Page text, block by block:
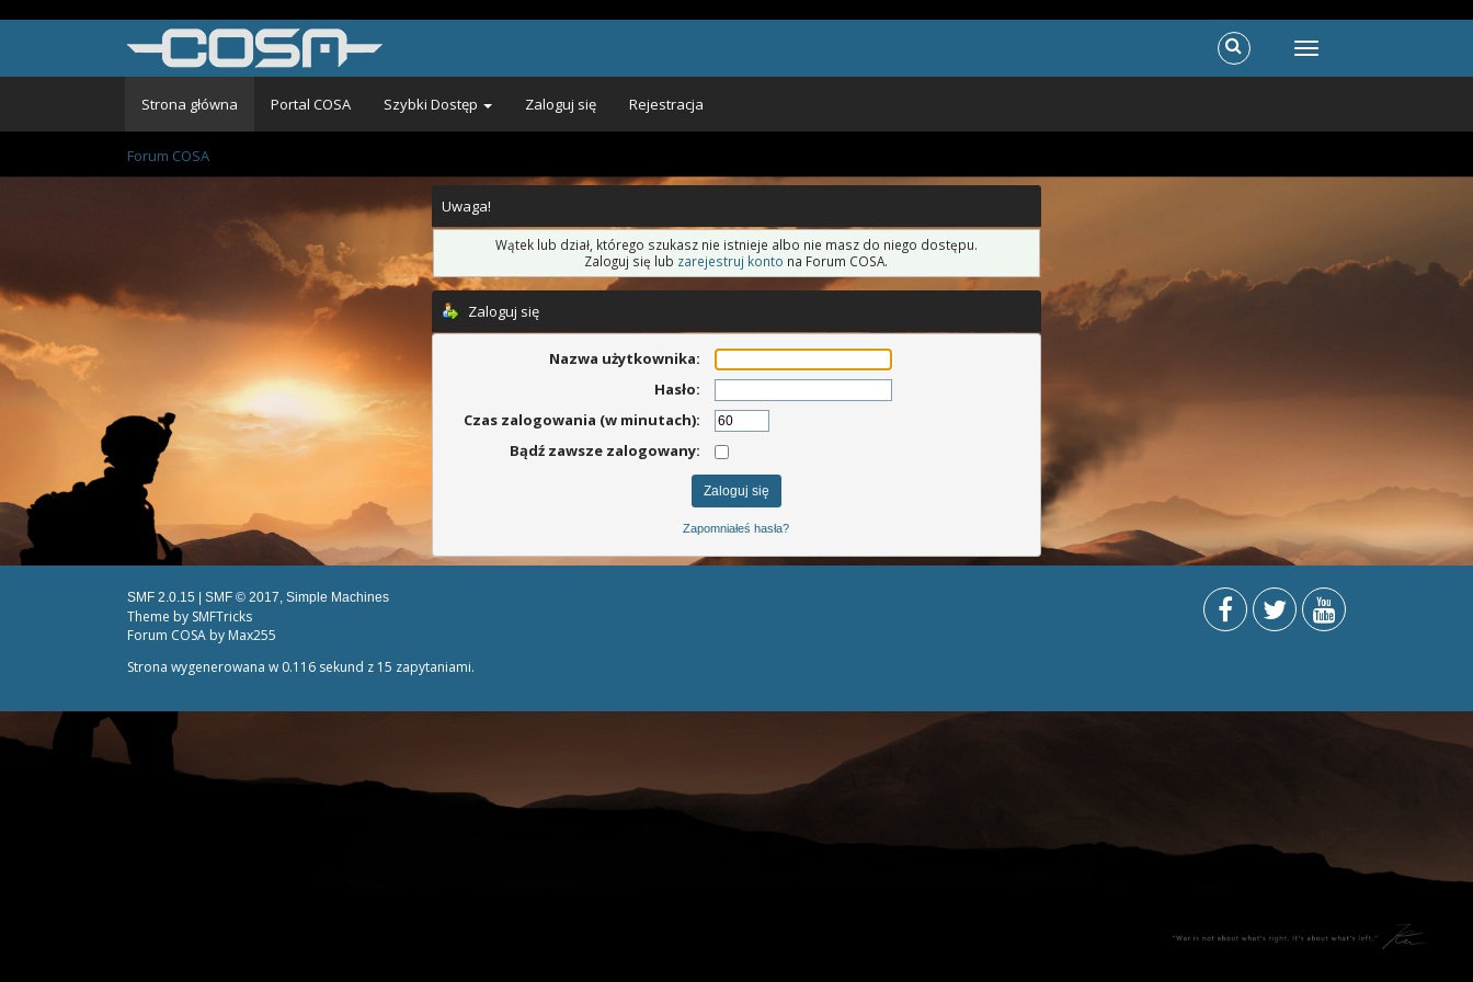
Strona główna Portal COSA Szybki Dostęp Zaloguj się Rejestracja
Forum COSA
Uwaga!
Wątek lub dział, którego szukasz nie istnieje albo nie masz do niego dostępu.
Zaloguj się lub zarejestruj konto na Forum COSA.
Zaloguj się
Nazwa użytkownika:
Hasło:
Czas zalogowania (w minutach):
Bądź zawsze zalogowany:
Zapomniałeś hasła?
SMF 2.0.15 | SMF © 2017 Simple Machines
Theme by SMFTricks
Forum COSA by Max255
Strona wygenerowana w 0.116 sekund z 15 zapytaniami.